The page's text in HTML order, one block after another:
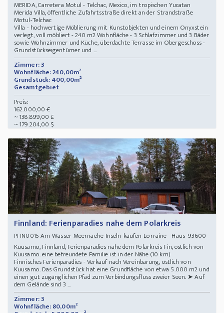
MERIDA, Carretera Motul - Telchac, Mexico, im tropischen Yucatan
Merida Villa, öffentliche Zufahrtsstraße direkt an der Strandstraße
Motul-Telchac
Villa - hochwertige Möblierung mit Kunstobjekten und einem Onyxstein
verlegt, voll möbliert - 240 m2 Wohnfläche - 3 Schlafzimmer und 3 Bäder
sowie Wohnzimmer und Küche, überdachte Terrasse im Obergeschoss -
Grundstückseigentümer und ...
Zimmer: 3
Wohnfläche: 240,00m²
Grundstück: 400,00m²
Gesamtgebiet
Preis:
162.000,00 €
~ 138.899,00 £
~ 179.204,00 $
Finnland: Ferienparadies nahe dem Polarkreis
PFIN0015 Am-Wasser-Meernaehe-Inseln-kaufen-Lorraine - Haus 93600
Kuusamo, Finnland, Ferienparadies nahe dem Polarkreis Fin, östlich von
Kuusamo. eine befreundete Familie ist in der Nähe (10 km)
Finnisches Ferienparadies - Verkauf nach Vereinbarung, östlich von
Kuusamo. Das Grundstück hat eine Grundfläche von etwa 5.000 m2 und
einen gut zugänglichen Pfad zum Verbindungsfluss zweier Seen. ➤ Auf
dem Gelände sind 3 ...
Zimmer: 3
Wohnfläche: 80,00m²